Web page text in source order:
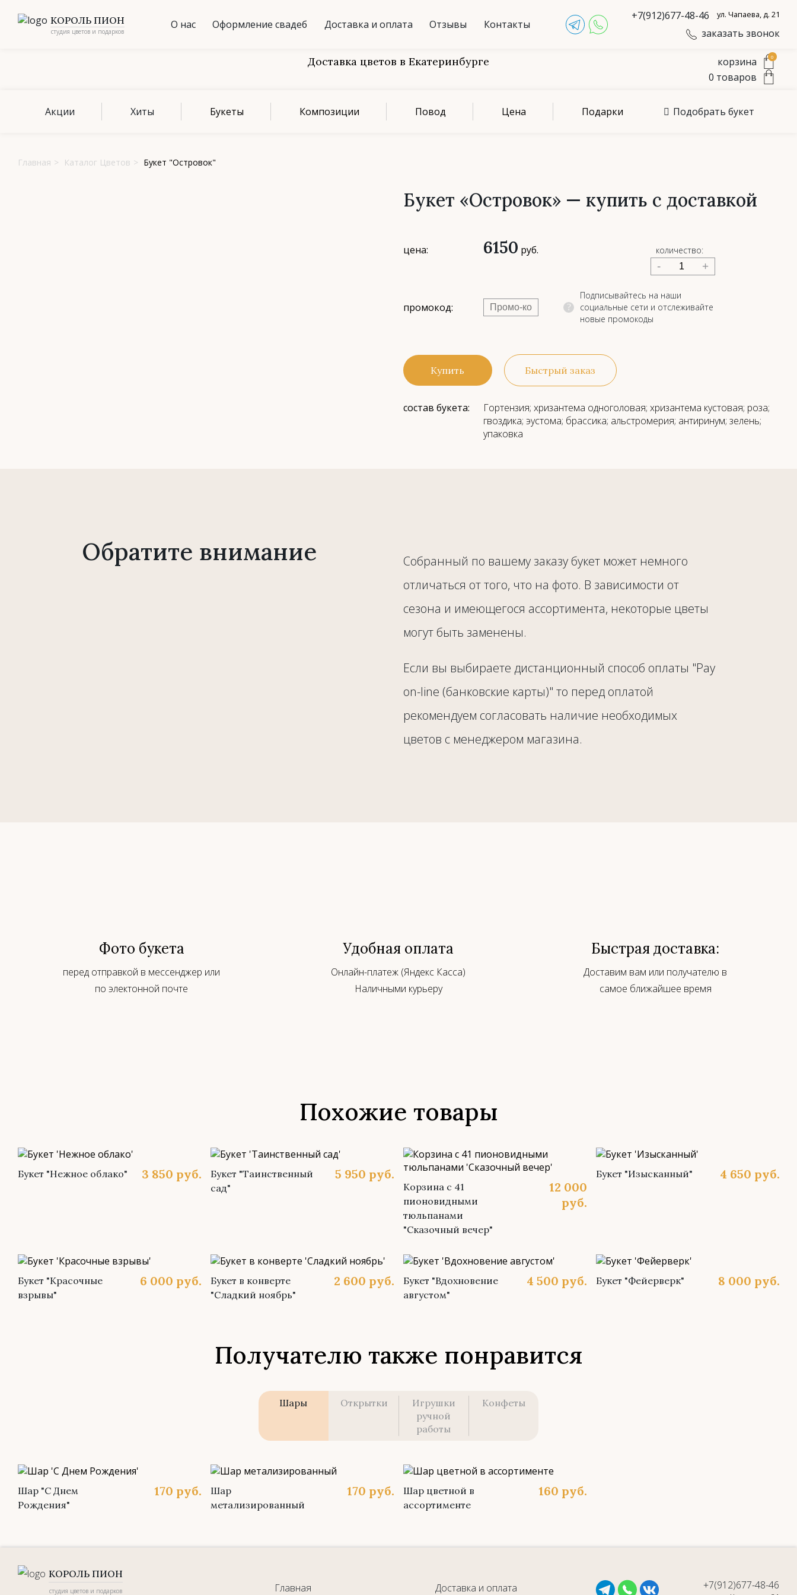
КОРОЛЬ ПИОН
студия цветов и подарков
О нас Оформление свадеб Доставка и оплата Отзывы Контакты
+7(912)677-48-46 ул. Чапаева, д. 21
заказать звонок
Доставка цветов в Екатеринбурге
корзина
0 товаров
0
Акции Хиты Букеты Композиции Повод Цена Подарки Подобрать букет
Главная > Каталог Цветов > Букет "Островок"
Букет «Островок» — купить с доставкой
цена: 6150 руб. количество:
- +
промокод: ?
Подписывайтесь на наши
социальные сети и отслеживайте
новые промокоды
Купить Быстрый заказ
состав букета:
Гортензия; хризантема одноголовая; хризантема кустовая; роза;
гвоздика; эустома; брассика; альстромерия; антиринум; зелень;
упаковка
Обратите внимание
Собранный по вашему заказу букет может немного
отличаться от того, что на фото. В зависимости от
сезона и имеющегося ассортимента, некоторые цветы
могут быть заменены.
Если вы выбираете дистанционный способ оплаты "Pay
on-line (банковские карты)" то перед оплатой
рекомендуем согласовать наличие необходимых
цветов с менеджером магазина.
Фото букета
перед отправкой в мессенджер или
по электонной почте
Удобная оплата
Онлайн-платеж (Яндекс Касса)
Наличными курьеру
Быстрая доставка:
Доставим вам или получателю в
самое ближайшее время
Похожие товары
Букет "Нежное облако" 3 850 руб.
Букет "Таинственный
сад"
5 950 руб.
Корзина с 41
пионовидными
тюльпанами
"Сказочный вечер"
12 000
руб.
Букет "Изысканный" 4 650 руб.
Букет "Красочные
взрывы"
6 000 руб.
Букет в конверте
"Сладкий ноябрь"
2 600 руб.
Букет "Вдохновение
августом"
4 500 руб. Букет "Фейерверк" 8 000 руб.
Получателю также понравится
Шары Открытки
Игрушки
ручной
работы
Конфеты
Шар "С Днем
Рождения"
170 руб.
Шар
метализированный
170 руб.
Шар цветной в
ассортименте
160 руб.
КОРОЛЬ ПИОН
студия цветов и подарков Главная Доставка и оплата +7(912)677-48-46